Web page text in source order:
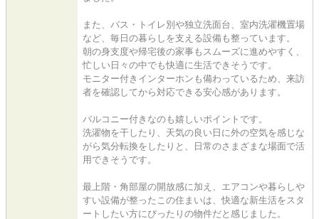
また、バス・トイレ別や独立洗面台、室内洗濯機置場
など、毎日の暮らしを支える設備も整っています。
朝の身支度や帰宅後の家事もスムーズに進めやすく、
忙しい日々の中でも快適に生活できそうです。
モニター付きインターホンも備わっているため、来訪
者を確認してから対応できる安心感があります。
バルコニー付きなのも嬉しいポイントです。
洗濯物を干したり、天気の良い日に外の空気を感じな
がら気分転換をしたりと、日常のさまざまな場面で活
用できそうです。
最上階・角部屋の開放感に加え、エアコンや暮らしや
すい設備が整ったこの住まいは、快適な新生活をスタ
ートしたい方にぴったりの物件だと感じました。